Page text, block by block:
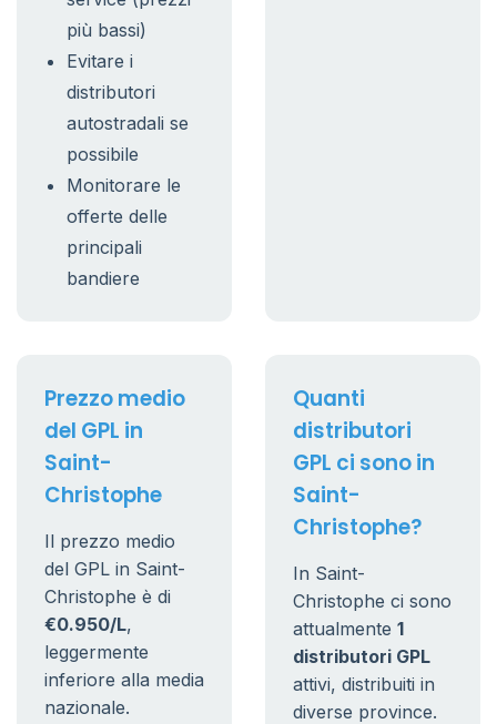
più bassi)
Evitare i
distributori
autostradali se
possibile
Monitorare le
offerte delle
principali
bandiere
Prezzo medio
del GPL in
Saint-
Christophe
Il prezzo medio
del GPL in Saint-
Christophe è di
€0.950/L,
leggermente
inferiore alla media
nazionale.
Quanti
distributori
GPL ci sono in
Saint-
Christophe?
In Saint-
Christophe ci sono
attualmente 1
distributori GPL
attivi, distribuiti in
diverse province.